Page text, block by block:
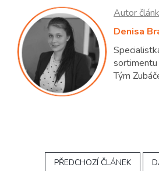
Autor
Denisa
sortimentu
Tým
PŘEDCHOZÍ ČLÁNEK